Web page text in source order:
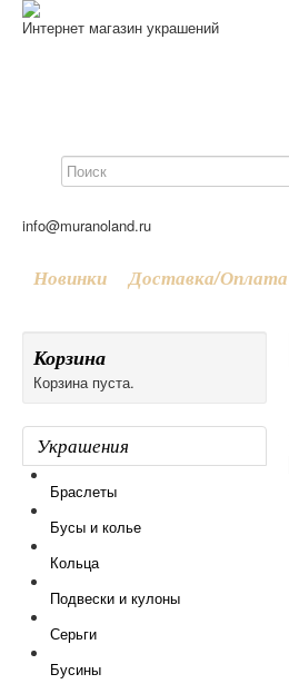
Интернет магазин украшений
info@muranoland.ru
Новинки Доставка/Оплата
Корзина
Корзина пуста.
Украшения
Браслеты
Бусы и колье
Кольца
Подвески и кулоны
Серьги
Бусины